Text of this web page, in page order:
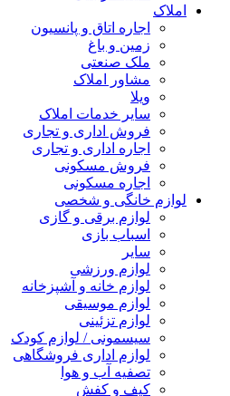
املاک
اجاره اتاق و پانسیون
زمین و باغ
ملک صنعتی
مشاور املاک
ویلا
سایر خدمات املاک
فروش اداری و تجاری
اجاره اداری و تجاری
فروش مسکونی
اجاره مسکونی
لوازم خانگی و شخصی
لوازم برقی و گازی
اسباب بازی
سایر
لوازم ورزشی
لوازم خانه و آشپزخانه
لوازم موسیقی
لوازم تزئینی
سیسمونی / لوازم کودک
لوازم اداری فروشگاهی
تصفیه آب و هوا
کیف و کفش